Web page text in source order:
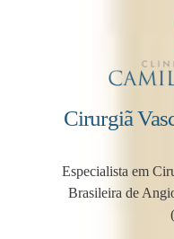
Cirurgiã
Especialista em
Brasileira de